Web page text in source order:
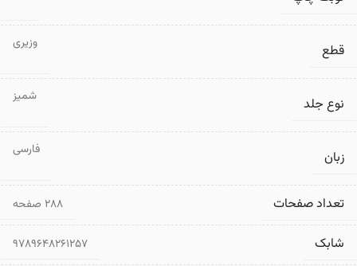
قطع وزیری
نوع جلد شمیز
زبان فارسی
تعداد صفحات ۲۸۸ صفحه
شابک 9789648261257